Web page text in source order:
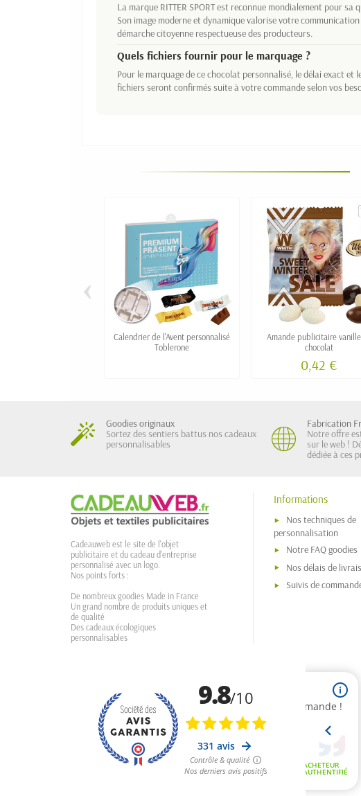
La marque RITTER SPORT est reconnue mondialement pour
Son image moderne et dynamique valorise votre
démarche citoyenne respectueuse des producteurs.
Quels fichiers fournir pour le marquage ?
Pour le marquage de ce chocolat personnalisé, le délai exact et
fichiers seront confirmés suite à votre commande selon vos
Calendrier de l'Avent personnalisé
Toblerone
Amande publicitaire
chocolat
0,42 €
‹
Goodies originaux
Sortez des sentiers battus nos cadeaux
personnalisables
Fabrication
Notre offre
sur le web !
dédiée à ces
Cadeauweb est le site de l'objet
publicitaire et du cadeau d'entreprise
personnalisé avec un logo.
Nos points forts :
De nombreux goodies Made in France
Un grand nombre de produits uniques et
de qualité
Des cadeaux écologiques
personnalisables
Informations
Nos techniques de
personnalisation
Notre FAQ goodies
Nos délais de
Suivis de